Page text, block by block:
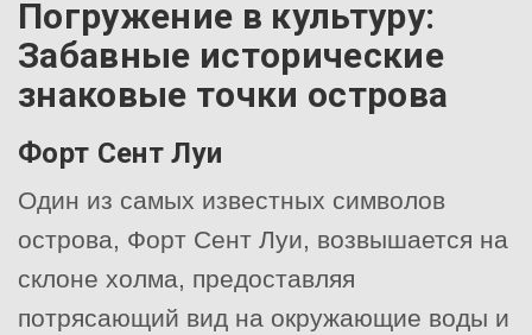
Погружение в культуру:
Забавные исторические
знаковые точки острова
Форт Сент Луи
Один из самых известных символов
острова, Форт Сент Луи, возвышается на
склоне холма, предоставляя
потрясающий вид на окружающие воды и